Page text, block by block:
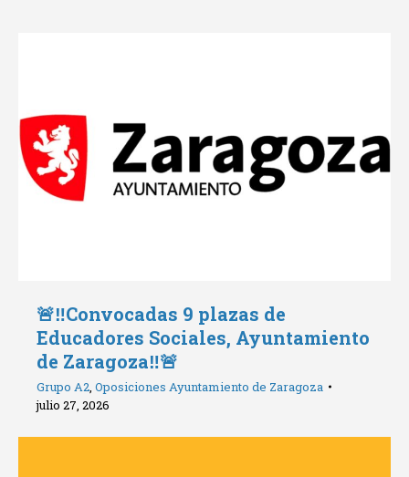
🚨‼️Convocadas 9 plazas de
Educadores Sociales, Ayuntamiento
de Zaragoza‼️🚨
Grupo A2, Oposiciones Ayuntamiento de Zaragoza
julio 27, 2026